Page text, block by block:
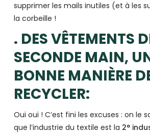
supprimer les mails inutiles (et à les
la corbeille !
. DES VÊTEMENTS
SECONDE MAIN,
BONNE MANIÈRE
RECYCLER:
Oui oui ! C’est fini les excuses : on le
que l’industrie du textile est la 2°